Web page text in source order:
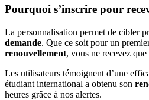
Pourquoi s’inscrire pour
La personnalisation permet de cibler
demande. Que ce soit pour un
renouvellement, vous ne recevez que
Les utilisateurs témoignent d’une
étudiant international a obtenu son
heures grâce à nos alertes.